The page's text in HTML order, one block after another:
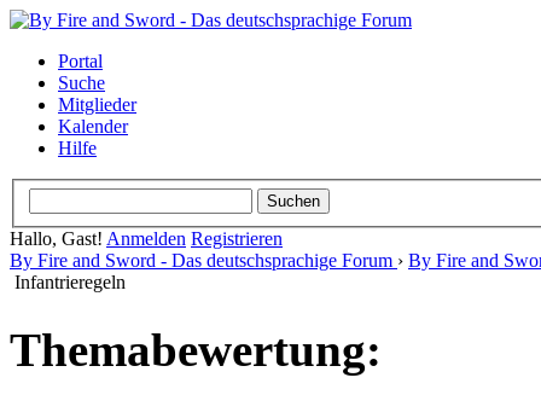
Portal
Suche
Mitglieder
Kalender
Hilfe
Hallo, Gast! Anmelden Registrieren
By Fire and Sword - Das deutschsprachige Forum › By Fire and
Infantrieregeln
Themabewertung: